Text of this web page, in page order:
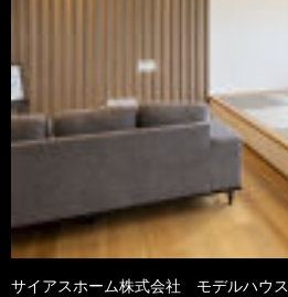
サイアスホーム株式会社 モデルハウス